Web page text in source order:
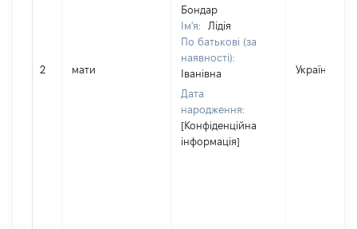
2 мати
Бондар
Ім'я:
Лідія
По батькові (за
наявності):
Іванівна
Дата
народження:
[Конфіденційна
інформація]
Україна